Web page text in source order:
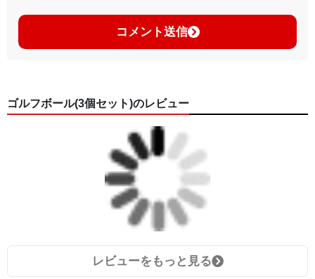
コメント送信
ゴルフボール(3個セット)のレビュー
レビューをもっと見る